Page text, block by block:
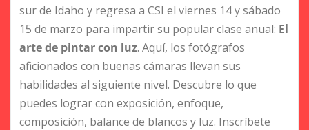
sur de Idaho y regresa a CSI el viernes 14 y sábado
15 de marzo para impartir su popular clase anual: El
arte de pintar con luz. Aquí, los fotógrafos
aficionados con buenas cámaras llevan sus
habilidades al siguiente nivel. Descubre lo que
puedes lograr con exposición, enfoque,
composición, balance de blancos y luz. Inscríbete